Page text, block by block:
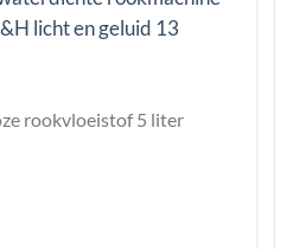
rookvloeistof 5 liter